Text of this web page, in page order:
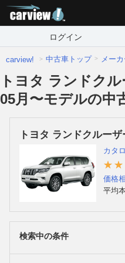
ログイン
carview! 中古車トップ メー
トヨタ ランドク
05月〜モデルの中
トヨタ ランドクルー
カタ
価格
平均
検索中の条件